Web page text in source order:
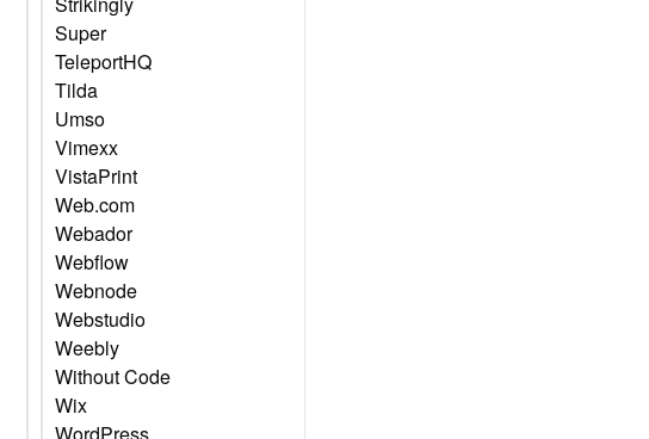
Super
TeleportHQ
Tilda
Umso
Vimexx
VistaPrint
Web.com
Webador
Webflow
Webnode
Webstudio
Weebly
Without Code
Wix